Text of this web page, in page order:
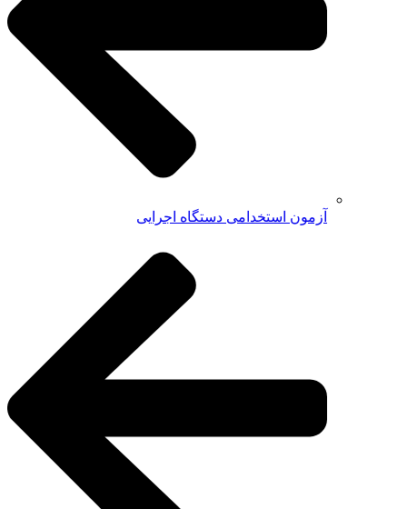
آزمون استخدامی دستگاه اجرایی